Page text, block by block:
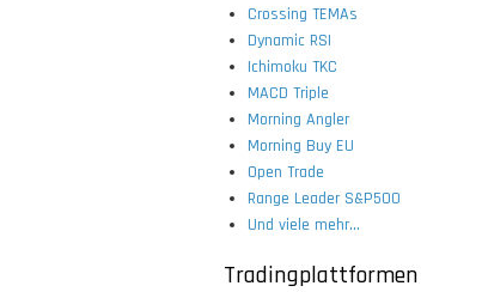
Crossing TEMAs
Dynamic RSI
Ichimoku TKC
MACD Triple
Morning Angler
Morning Buy EU
Open Trade
Range Leader S&P500
Und viele mehr...
Tradingplattformen